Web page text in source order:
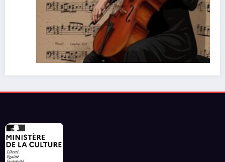
et au lâcher prise en
Les réseaux de